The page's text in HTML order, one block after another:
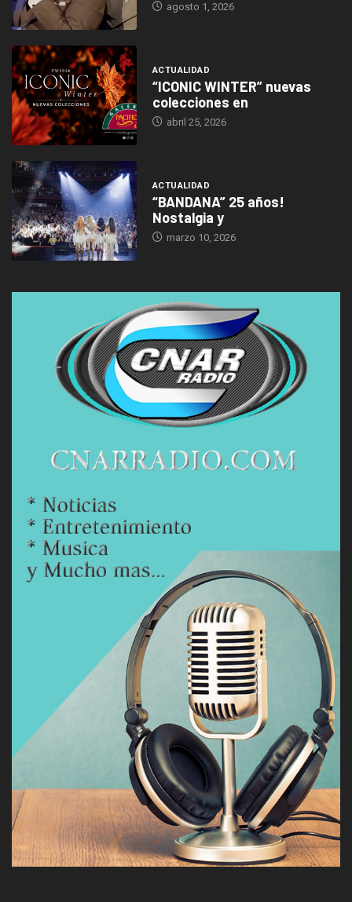
agosto 1, 2026
ACTUALIDAD
“ICONIC WINTER” nuevas
colecciones en
abril 25, 2026
ACTUALIDAD
“BANDANA” 25 años!
Nostalgia y
marzo 10, 2026